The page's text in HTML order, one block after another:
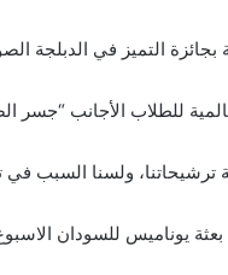
التميز في الدبلجة
للطلاب الأجانب “جسر الصين”
ترشيحاتنا، ولسنا السبب في
يوناميس للسودان